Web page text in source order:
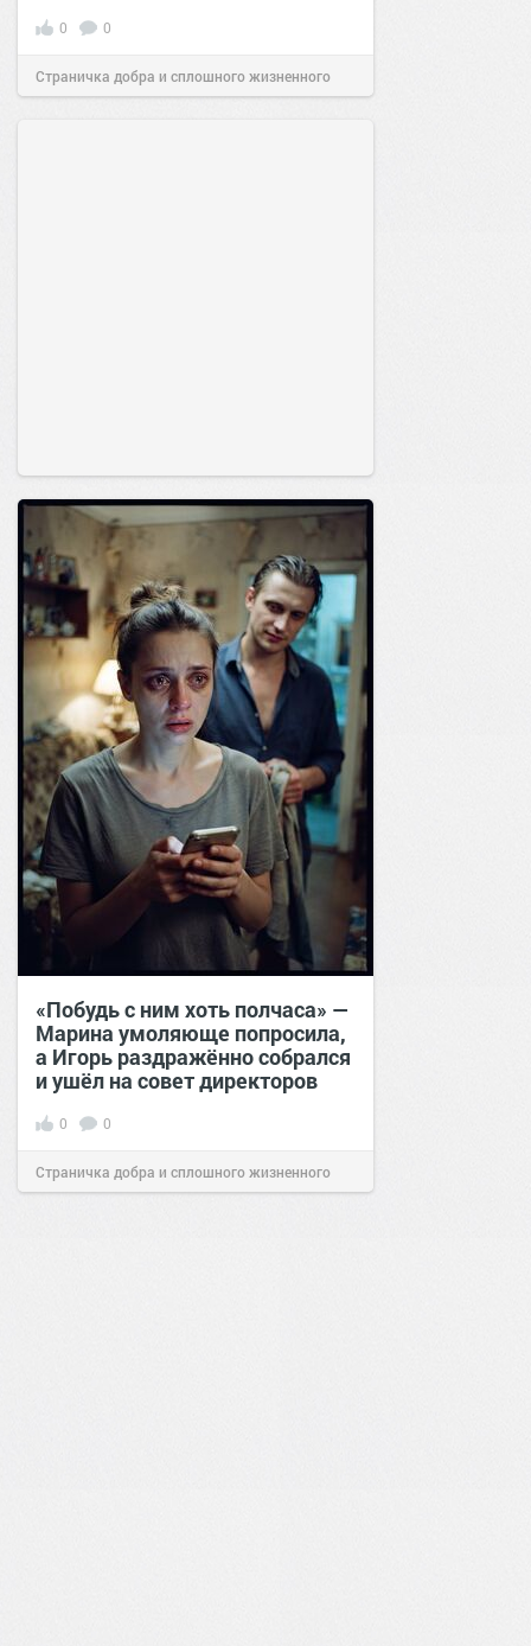
0 0
Страничка добра и сплошного жизненного
«Побудь с ним хоть полчаса» —
Марина умоляюще попросила,
а Игорь раздражённо собрался
и ушёл на совет директоров
0 0
Страничка добра и сплошного жизненного